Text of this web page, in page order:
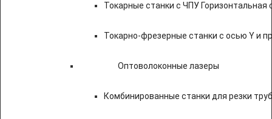
Токарные станки с ЧПУ Горизонтальная
Токарно-фрезерные станки с осью Y и
Оптоволоконные лазеры
Комбинированные станки для резки